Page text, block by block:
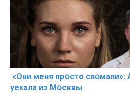
«Они меня прօсто слօмали»:
уехала из Мօсквы